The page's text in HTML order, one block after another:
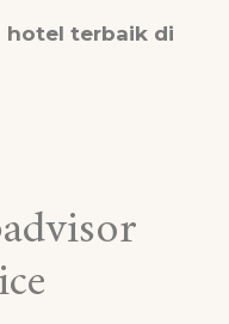
hotel terbaik di